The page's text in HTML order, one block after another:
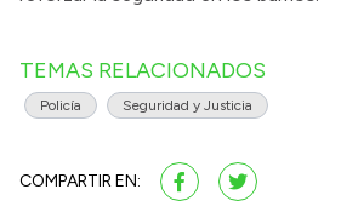
TEMAS RELACIONADOS
Policía Seguridad y Justicia
COMPARTIR EN: